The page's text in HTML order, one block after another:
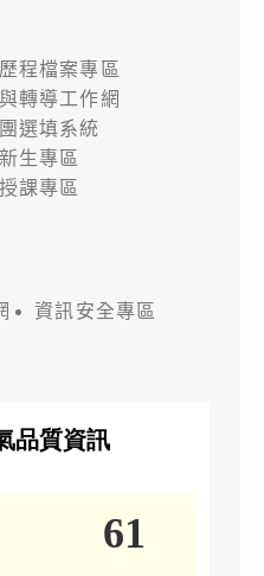
程檔案專區
轉導工作網
選填系統
新生專區
課專區
資訊安全專區